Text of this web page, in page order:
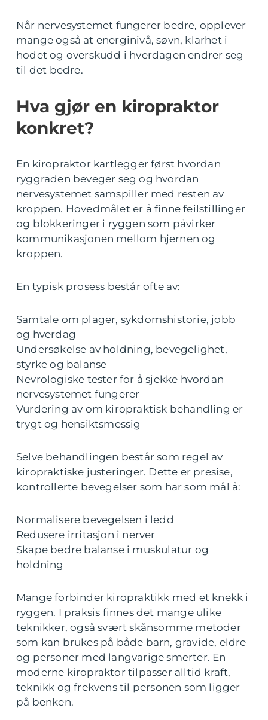
Når nervesystemet fungerer bedre, opplever
mange også at energinivå, søvn, klarhet i
hodet og overskudd i hverdagen endrer seg
til det bedre.
Hva gjør en kiropraktor
konkret?
En kiropraktor kartlegger først hvordan
ryggraden beveger seg og hvordan
nervesystemet samspiller med resten av
kroppen. Hovedmålet er å finne feilstillinger
og blokkeringer i ryggen som påvirker
kommunikasjonen mellom hjernen og
kroppen.
En typisk prosess består ofte av:
Samtale om plager, sykdomshistorie, jobb
og hverdag
Undersøkelse av holdning, bevegelighet,
styrke og balanse
Nevrologiske tester for å sjekke hvordan
nervesystemet fungerer
Vurdering av om kiropraktisk behandling er
trygt og hensiktsmessig
Selve behandlingen består som regel av
kiropraktiske justeringer. Dette er presise,
kontrollerte bevegelser som har som mål å:
Normalisere bevegelsen i ledd
Redusere irritasjon i nerver
Skape bedre balanse i muskulatur og
holdning
Mange forbinder kiropraktikk med et knekk i
ryggen. I praksis finnes det mange ulike
teknikker, også svært skånsomme metoder
som kan brukes på både barn, gravide, eldre
og personer med langvarige smerter. En
moderne kiropraktor tilpasser alltid kraft,
teknikk og frekvens til personen som ligger
på benken.